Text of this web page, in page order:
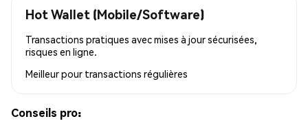
Hot Wallet (Mobile/Software)
Transactions pratiques avec mises à jour sécurisées,
risques en ligne.
Meilleur pour transactions régulières
Conseils pro: